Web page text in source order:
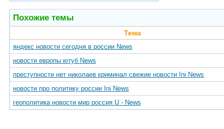
Похожие темы
Тема
яндекс новости сегодня в россии News
новости европы ютуб News
преступности нет николаев криминал свежие новости Ini News
новости про политику россии Ini News
геополитика новости мир россия U - News